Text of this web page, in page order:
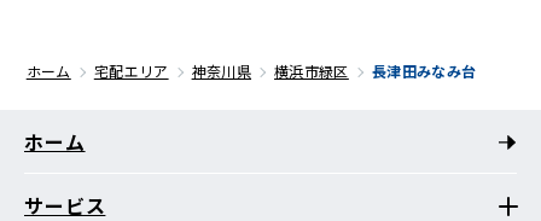
ホーム 宅配エリア 神奈川県 横浜市緑区 長津田みなみ台
ホーム
サービス